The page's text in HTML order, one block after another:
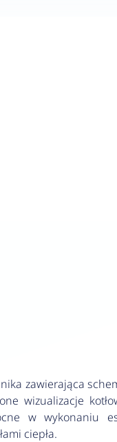
zawierająca
wizualizacje
w wykonaniu
ciepła.